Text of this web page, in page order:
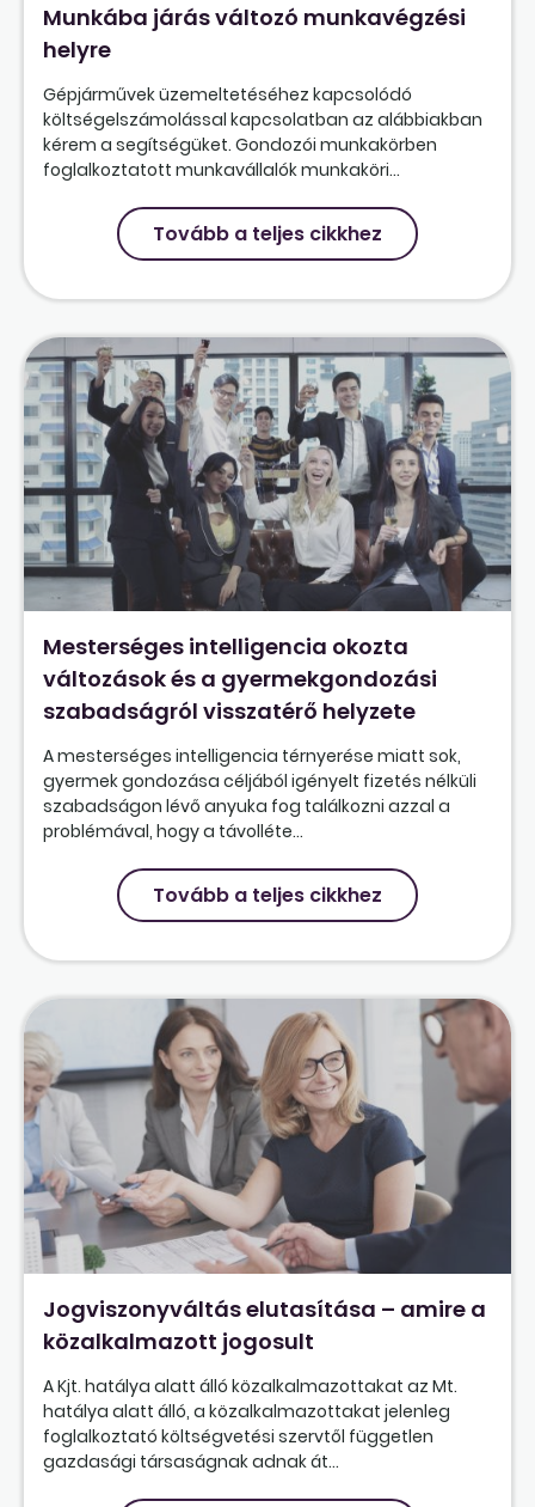
Munkába járás változó munkavégzési
helyre
Gépjárművek üzemeltetéséhez kapcsolódó
költségelszámolással kapcsolatban az alábbiakban
kérem a segítségüket. Gondozói munkakörben
foglalkoztatott munkavállalók munkaköri...
Tovább a teljes cikkhez
Mesterséges intelligencia okozta
változások és a gyermekgondozási
szabadságról visszatérő helyzete
A mesterséges intelligencia térnyerése miatt sok,
gyermek gondozása céljából igényelt fizetés nélküli
szabadságon lévő anyuka fog találkozni azzal a
problémával, hogy a távolléte...
Tovább a teljes cikkhez
Jogviszonyváltás elutasítása – amire a
közalkalmazott jogosult
A Kjt. hatálya alatt álló közalkalmazottakat az Mt.
hatálya alatt álló, a közalkalmazottakat jelenleg
foglalkoztató költségvetési szervtől független
gazdasági társaságnak adnak át...